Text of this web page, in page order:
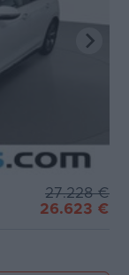
27.228 €
26.623 €